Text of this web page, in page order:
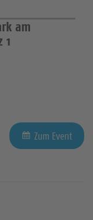
am
1
Zum Event